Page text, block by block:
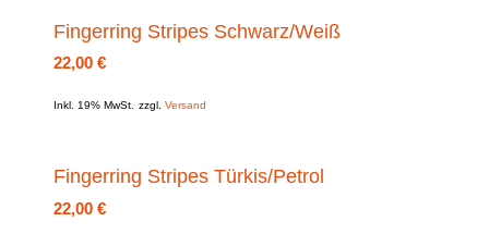
Fingerring Stripes Schwarz/Weiß
22,00 €
Inkl. 19% MwSt. zzgl. Versand
Fingerring Stripes Türkis/Petrol
22,00 €